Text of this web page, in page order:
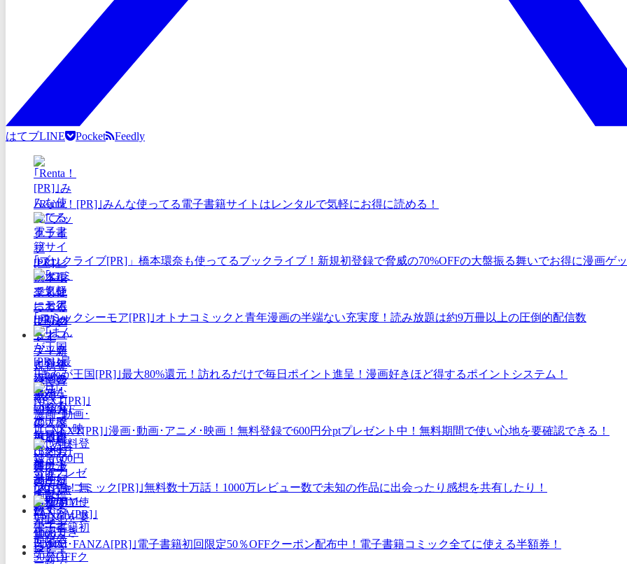
はてブLINE Pocket Feedly
｢Renta！[PR]｣みんな使ってる電子書籍サイトはレンタルで気軽にお得に読める！
｢ブックライブ[PR]」橋本環奈も使ってるブックライブ！新規初登録で脅威の70%OFFの大盤振る舞いでお得に漫画ゲ
｢コミックシーモア[PR]｣オトナコミックと青年漫画の半端ない充実度！読み放題は約9万冊以上の圧倒的配信数
｢まんが王国[PR]｣最大80%還元！訪れるだけで毎日ポイント進呈！漫画好きほど得するポイントシステム！
｢U-NEXT[PR]｣漫画･動画･アニメ･映画！無料登録で600円分ptプレゼント中！無料期間で使い心地を要確認できる！
｢めちゃコミック[PR]｣無料数十万話！1000万レビュー数で未知の作品に出会ったり感想を共有したり！
｢DMM･FANZA[PR]｣電子書籍初回限定50％OFFクーポン配布中！電子書籍コミック全てに使える半額券！